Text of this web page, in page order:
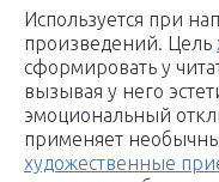
Используется при
произведений. Цель
сформировать у
вызывая у него
эмоциональный
применяет
художественные